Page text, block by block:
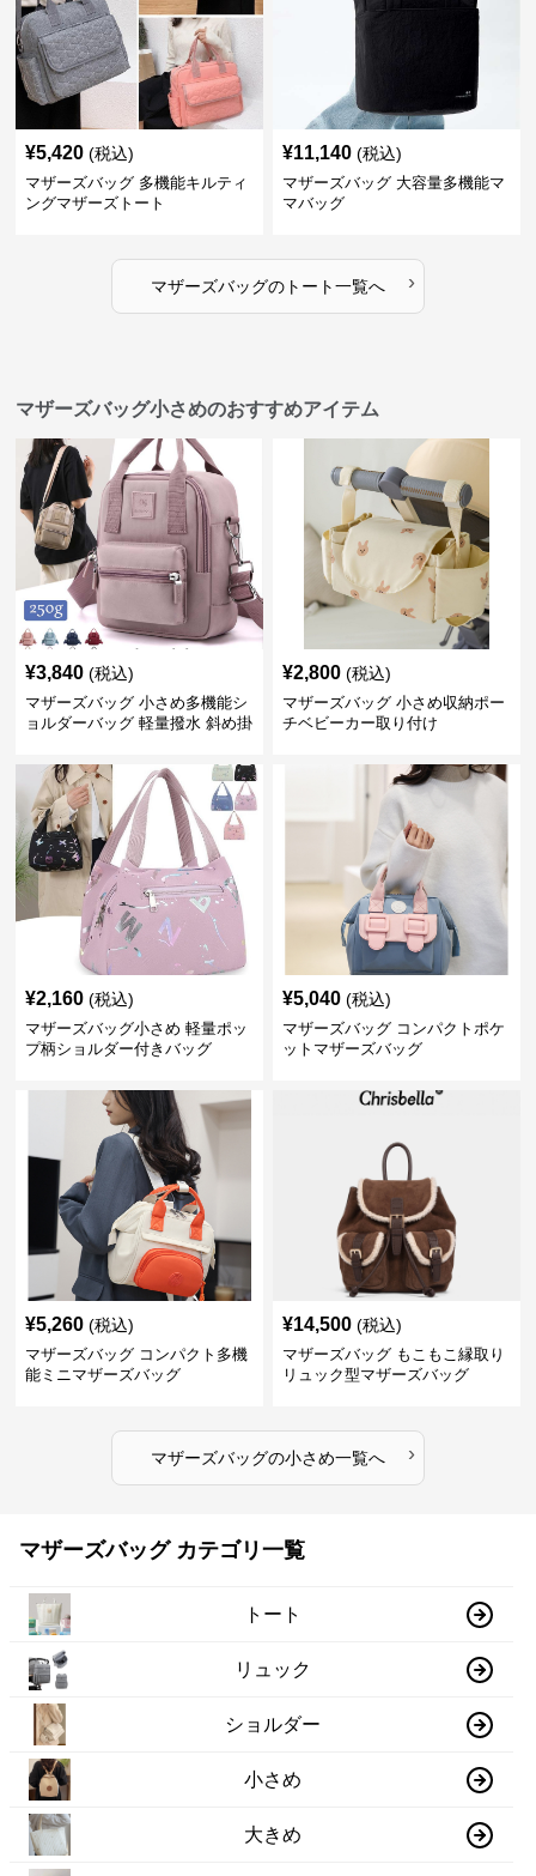
¥5,420 (税込)
マザーズバッグ 多機能キルティ
ングマザーズトート
¥11,140 (税込)
マザーズバッグ 大容量多機能マ
マバッグ
マザーズバッグのトート一覧へ ›
マザーズバッグ小さめのおすすめアイテム
¥3,840 (税込)
マザーズバッグ 小さめ多機能シ
ョルダーバッグ 軽量撥水 斜め掛
¥2,800 (税込)
マザーズバッグ 小さめ収納ポー
チベビーカー取り付け
¥2,160 (税込)
マザーズバッグ小さめ 軽量ポッ
プ柄ショルダー付きバッグ
¥5,040 (税込)
マザーズバッグ コンパクトポケ
ットマザーズバッグ
¥5,260 (税込)
マザーズバッグ コンパクト多機
能ミニマザーズバッグ
¥14,500 (税込)
マザーズバッグ もこもこ縁取り
リュック型マザーズバッグ
マザーズバッグの小さめ一覧へ ›
マザーズバッグ カテゴリ一覧
トート
リュック
ショルダー
小さめ
大きめ